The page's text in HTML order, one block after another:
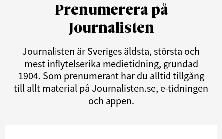
Prenumerera på
Journalisten
Journalisten är Sveriges äldsta, största och
mest inflytelserika medietidning, grundad
1904. Som prenumerant har du alltid tillgång
till allt material på Journalisten.se, e-tidningen
och appen.